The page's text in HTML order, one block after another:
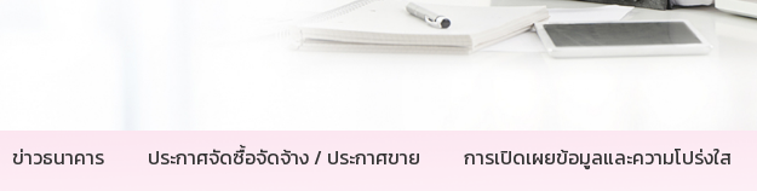
ข่าวธนาคาร ประกาศจัดซื้อจัดจ้าง / ประกาศขาย การเปิดเผยข้อมูลและความโปร่งใส